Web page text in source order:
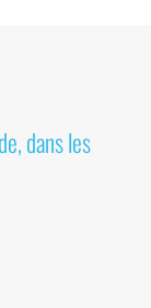
dans les